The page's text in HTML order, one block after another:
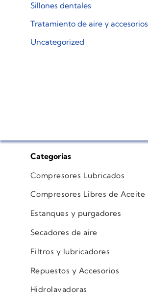
Sillones dentales
Tratamiento de aire y accesorios
Uncategorized
Categorías
Compresores Lubricados
Compresores Libres de Aceite
Estanques y purgadores
Secadores de aire
Filtros y lubricadores
Repuestos y Accesorios
Hidrolavadoras